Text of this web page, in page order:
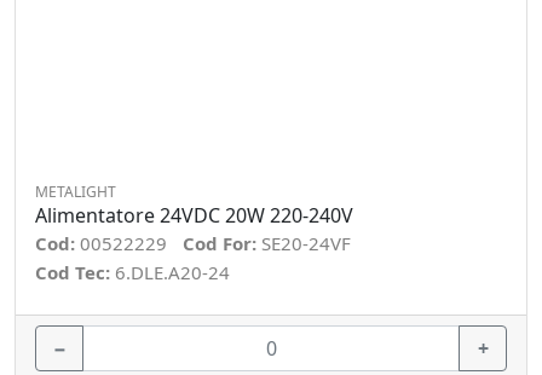
METALIGHT
Alimentatore 24VDC 20W 220-240V
Cod: 00522229 Cod For: SE20-24VF
Cod Tec: 6.DLE.A20-24
− +